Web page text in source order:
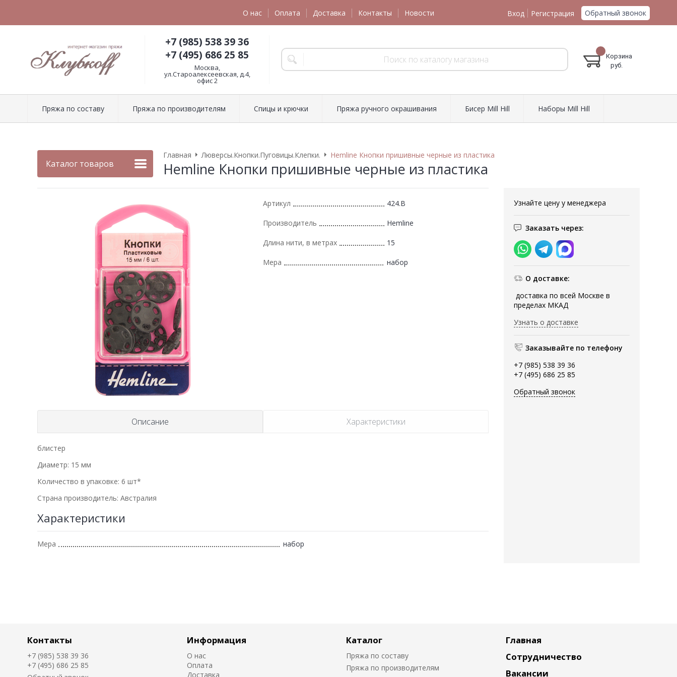
О нас Оплата Доставка Контакты Новости Вход Регистрация Обратный звонок
+7 (985) 538 39 36
+7 (495) 686 25 85
Москва,
ул.Староалексеевская, д.4,
офис 2
Корзина
руб.
Пряжа по составу Пряжа по производителям Спицы и крючки Пряжа ручного окрашивания Биcер Mill Hill Наборы Mill Hill
Каталог товаров
Главная Люверсы.Кнопки.Пуговицы.Клепки. Hemline Кнопки пришивные черные из пластика
Hemline Кнопки пришивные черные из пластика
Узнайте цену у менеджера
Заказать через:
О доставке:
доставка по всей Москве в
пределах МКАД
Узнать о доставке
Заказывайте по телефону
+7 (985) 538 39 36
+7 (495) 686 25 85
Обратный звонок
Артикул 424.B
Производитель Hemline
Длина нити, в метрах 15
Мера набор
Описание Характеристики
блистер
Диаметр: 15 мм
Количество в упаковке: 6 шт*
Страна производитель: Австралия
Характеристики
Мера набор
Контакты
+7 (985) 538 39 36
+7 (495) 686 25 85
Информация
О нас
Оплата
Доставка
Каталог
Пряжа по составу
Пряжа по производителям
Главная
Сотрудничество
Вакансии